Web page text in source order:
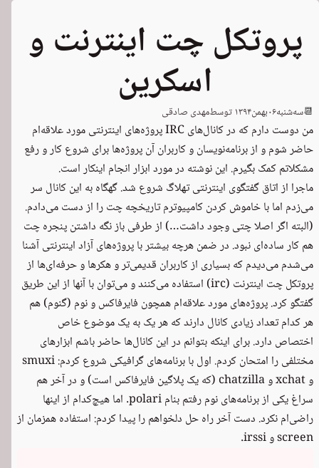
پروتکل چت اینترنت و
اسکرین 📆سه‌شنبه۰۶بهمن۱۳۹۴ توسطمهدی صادقی
من دوست دارم که در کانال‌های IRC پروژه‌های اینترنتی مورد علاقه‌ام
حاضر شوم و از برنامه‌نویسان و کاربران آن پروژه‌ها برای شروع کار و رفع
مشکلاتم کمک بگیرم. این نوشته در مورد ابزار انجام اینکار است.
ماجرا از اتاق گفتگوی اینترنتی ‏تهلاگ شروع شد. گهگاه به این کانال سر
می‌زدم اما با خاموش کردن کامپیوترم تاریخچه چت را از دست می‌دادم.
(البته اگر اصلا چتی وجود داشت…) از طرفی باز نگه داشتن پنجره چت
هم کار ساده‌ای نبود. در ضمن هرچه بیشتر با پروژه‌های آزاد اینترنتی آشنا
می‌شدم می‌دیدم که بسیاری از کاربران قدیمی‌تر و هکرها و حرفه‌ای‌ها از
پروتکل چت اینترنت (irc) استفاده می‌کنند و می‌توان با آنها از این طریق
گفتگو کرد. پروژه‌های مورد علاقه‌ام همچون فایرفاکس و نوم (گنوم) هم
هر کدام تعداد زیادی کانال دارند که هر یک به یک موضوع خاص
اختصاص دارد. برای اینکه بتوانم در این کانال‌ها حاضر باشم ابزارهای
مختلفی را امتحان کردم. اول با برنامه‌های گرافیکی شروع کردم: smuxi
و xchat و chatzilla (که یک پلاگین فایرفاکس است) و در آخر هم
سراغ یکی از برنامه‌های نوم رفتم بنام polari. اما هیچ‌کدام از اینها
راضی‌ام نکرد. دست آخر راه حل دلخواهم را پیدا کردم: استفاده همزمان از
screenوirssi
.